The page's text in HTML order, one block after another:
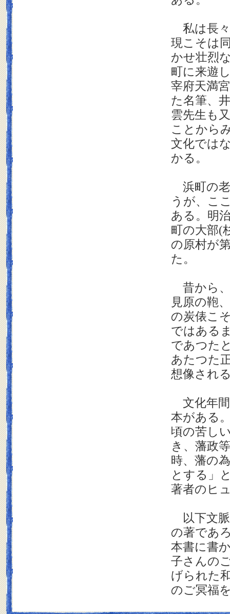
私は長々
現こそは
かせ壮烈
町に来遊
宰府天満
た名筆、
雲先生も
ことから
文化では
かる。
浜町の老
うが、こ
ある。明
町の大部(
の原村が
た。
昔から
見原の鞄
の炭俵こ
ではある
であつた
あたつた
想像され
文化年間
本がある
頃の苦し
き、藩政
時、藩の
とする」
著者のヒ
以下文脈
の著であ
本書に書
子さんの
げられた
のご冥福